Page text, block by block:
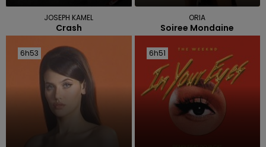
JOSEPH KAMEL
Crash
ORIA
Soiree Mondaine
6h53
6h53 6h51
6h51